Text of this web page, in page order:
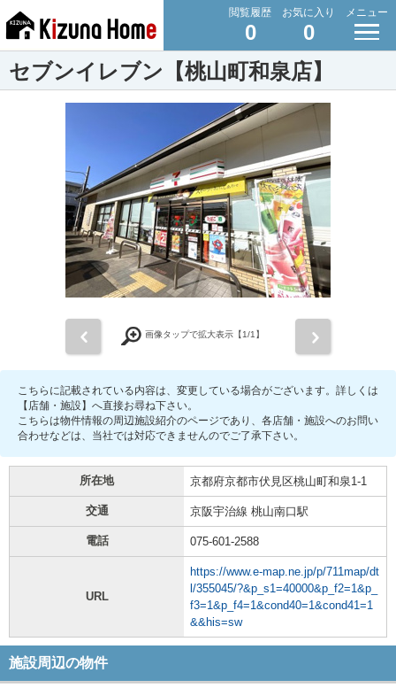
閲覧履歴
0
お気に入り
0
メニュー
セブンイレブン【桃山町和泉店】
画像タップで拡大表示【1/1】
こちらに記載されている内容は、変更している場合がございます。詳しくは
【店舗・施設】へ直接お尋ね下さい。
こちらは物件情報の周辺施設紹介のページであり、各店舗・施設へのお問い
合わせなどは、当社では対応できませんのでご了承下さい。
所在地 京都府京都市伏見区桃山町和泉1-1
交通 京阪宇治線 桃山南口駅
電話 075-601-2588
URL
https://www.e-map.ne.jp/p/711map/dt
l/355045/?&p_s1=40000&p_f2=1&p_
f3=1&p_f4=1&cond40=1&cond41=1
&&his=sw
施設周辺の物件